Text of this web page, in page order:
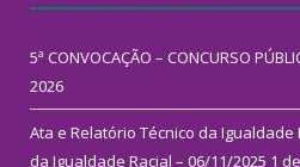
5ª CONVOCAÇÃO – CONCURSO
2026
Ata e Relatório Técnico da
da Igualdade Racial – 06/11/2025 1